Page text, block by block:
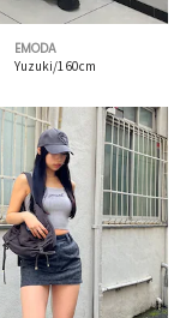
EMODA
Yuzuki/160cm